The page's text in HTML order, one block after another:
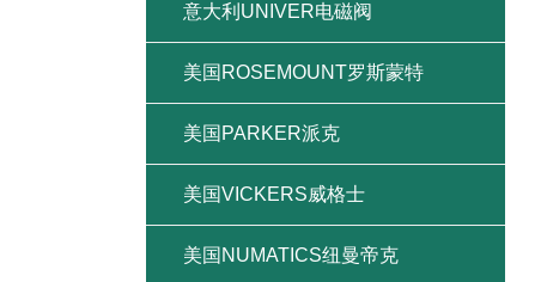
意大利UNIVER电磁阀
美国ROSEMOUNT罗斯蒙特
美国PARKER派克
美国VICKERS威格士
美国NUMATICS纽曼帝克